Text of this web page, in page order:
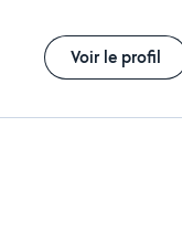
Voir le profil